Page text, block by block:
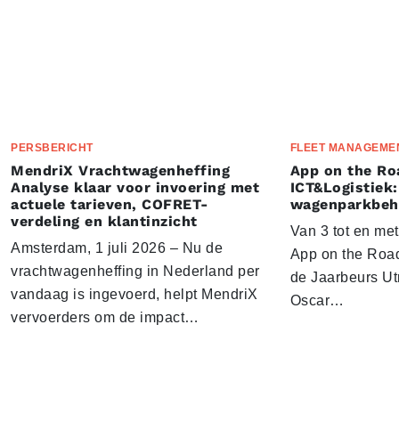
PERSBERICHT
MendriX Vrachtwagenheffing
Analyse klaar voor invoering met
actuele tarieven, COFRET-
verdeling en klantinzicht
Amsterdam, 1 juli 2026 – Nu de
vrachtwagenheffing in Nederland per
vandaag is ingevoerd, helpt MendriX
vervoerders om de impact…
FLEET
App on the
Van 3 tot en
App on the
de Jaarbeurs
Oscar…